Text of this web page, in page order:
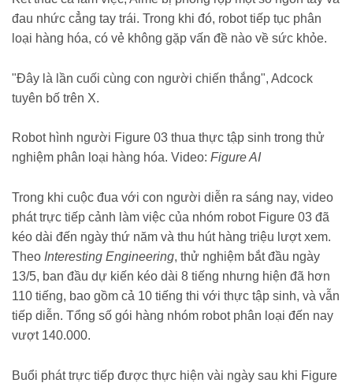
đau nhức cẳng tay trái. Trong khi đó, robot tiếp tục phân
loại hàng hóa, có vẻ không gặp vấn đề nào về sức khỏe.
"Đây là lần cuối cùng con người chiến thắng", Adcock
tuyên bố trên X.
Robot hình người Figure 03 thua thực tập sinh trong thử
nghiệm phân loại hàng hóa. Video: Figure AI
Trong khi cuộc đua với con người diễn ra sáng nay, video
phát trực tiếp cảnh làm việc của nhóm robot Figure 03 đã
kéo dài đến ngày thứ năm và thu hút hàng triệu lượt xem.
Theo Interesting Engineering, thử nghiệm bắt đầu ngày
13/5, ban đầu dự kiến kéo dài 8 tiếng nhưng hiện đã hơn
110 tiếng, bao gồm cả 10 tiếng thi với thực tập sinh, và vẫn
tiếp diễn. Tổng số gói hàng nhóm robot phân loại đến nay
vượt 140.000.
Buổi phát trực tiếp được thực hiện vài ngày sau khi Figure